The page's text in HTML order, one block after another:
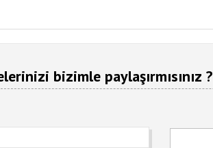
bizimle paylaşırmısınız ?